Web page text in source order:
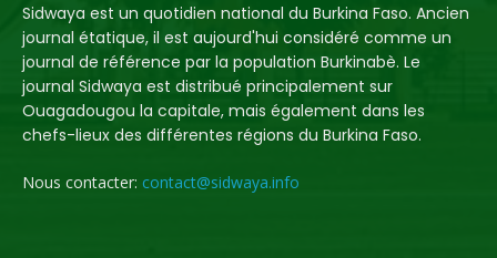
Sidwaya est un quotidien national du Burkina Faso. Ancien
journal étatique, il est aujourd'hui considéré comme un
journal de référence par la population Burkinabè. Le
journal Sidwaya est distribué principalement sur
Ouagadougou la capitale, mais également dans les
chefs-lieux des différentes régions du Burkina Faso.
Nous contacter: contact@sidwaya.info